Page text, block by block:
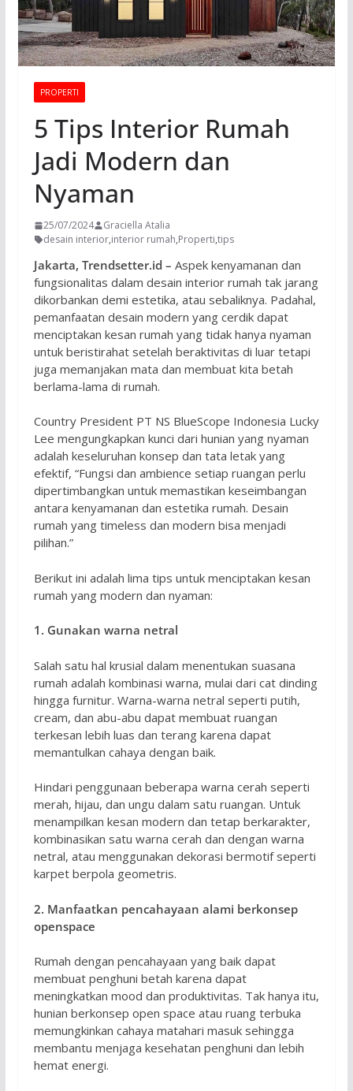
PROPERTI
5 Tips Interior Rumah
Jadi Modern dan
Nyaman
25/07/2024
Graciella Atalia
desain interior,interior rumah,Properti,tips
Jakarta, Trendsetter.id – Aspek kenyamanan dan
fungsionalitas dalam desain interior rumah tak jarang
dikorbankan demi estetika, atau sebaliknya. Padahal,
pemanfaatan desain modern yang cerdik dapat
menciptakan kesan rumah yang tidak hanya nyaman
untuk beristirahat setelah beraktivitas di luar tetapi
juga memanjakan mata dan membuat kita betah
berlama-lama di rumah.
Country President PT NS BlueScope Indonesia Lucky
Lee mengungkapkan kunci dari hunian yang nyaman
adalah keseluruhan konsep dan tata letak yang
efektif, “Fungsi dan ambience setiap ruangan perlu
dipertimbangkan untuk memastikan keseimbangan
antara kenyamanan dan estetika rumah. Desain
rumah yang timeless dan modern bisa menjadi
pilihan.”
Berikut ini adalah lima tips untuk menciptakan kesan
rumah yang modern dan nyaman:
1. Gunakan warna netral
Salah satu hal krusial dalam menentukan suasana
rumah adalah kombinasi warna, mulai dari cat dinding
hingga furnitur. Warna-warna netral seperti putih,
cream, dan abu-abu dapat membuat ruangan
terkesan lebih luas dan terang karena dapat
memantulkan cahaya dengan baik.
Hindari penggunaan beberapa warna cerah seperti
merah, hijau, dan ungu dalam satu ruangan. Untuk
menampilkan kesan modern dan tetap berkarakter,
kombinasikan satu warna cerah dan dengan warna
netral, atau menggunakan dekorasi bermotif seperti
karpet berpola geometris.
2. Manfaatkan pencahayaan alami berkonsep
openspace
Rumah dengan pencahayaan yang baik dapat
membuat penghuni betah karena dapat
meningkatkan mood dan produktivitas. Tak hanya itu,
hunian berkonsep open space atau ruang terbuka
memungkinkan cahaya matahari masuk sehingga
membantu menjaga kesehatan penghuni dan lebih
hemat energi.